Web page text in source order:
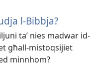
l-​Bibbja?
taʼ nies madwar id-
għall-mistoqsijiet
minnhom?